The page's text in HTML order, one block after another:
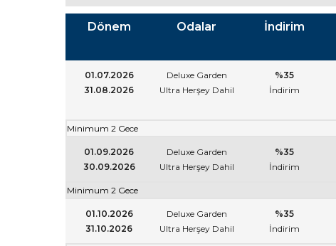
Dönem Odalar İndirim
01.07.2026
31.08.2026
Deluxe Garden
Ultra Herşey Dahil
%35
İndirim
Minimum 2 Gece
01.09.2026
30.09.2026
Deluxe Garden
Ultra Herşey Dahil
%35
İndirim
Minimum 2 Gece
01.10.2026
31.10.2026
Deluxe Garden
Ultra Herşey Dahil
%35
İndirim